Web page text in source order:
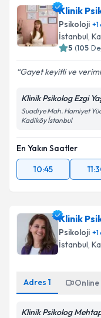
Klinik
Psikoloji +1
İstanbul,
5 (105
Gayet keyifli ve
Klinik Psikolog Ezgi
Suadiye Mah. Hamiyet
Kadiköy İstanbul
En Yakın Saatler
10:45
Klinik
Psikoloji +1
İstanbul,
Adres 1
Klinik Psikolog